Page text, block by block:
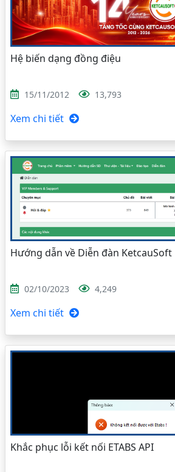
Hệ biến dạng đồng điệu
15/11/2012 13,793
Xem chi tiết
Hướng dẫn về Diễn đàn KetcauSoft
02/10/2023 4,249
Xem chi tiết
Khắc phục lỗi kết nối ETABS API